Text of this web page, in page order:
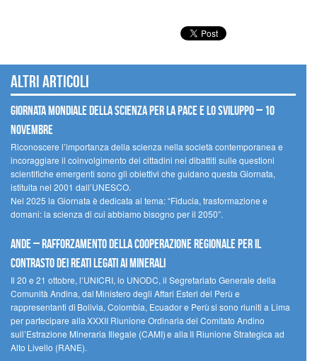
Altri articoli
Giornata mondiale della scienza per la pace e lo sviluppo – 10
novembre
Riconoscere l’importanza della scienza nella società contemporanea e
incoraggiare il coinvolgimento dei cittadini nei dibattiti sulle questioni
scientifiche emergenti sono gli obiettivi che guidano questa Giornata,
istituita nel 2001 dall’UNESCO.
Nel 2025 la Giornata è dedicata al tema: “Fiducia, trasformazione e
domani: la scienza di cui abbiamo bisogno per il 2050”.
Ande – Rafforzamento della cooperazione regionale per il
contrasto dei reati legati ai minerali
Il 20 e 21 ottobre, l’UNICRI, lo UNODC, il Segretariato Generale della
Comunità Andina, dal Ministero degli Affari Esteri del Perù e
rappresentanti di Bolivia, Colombia, Ecuador e Perù si sono riuniti a Lima
per partecipare alla XXXII Riunione Ordinaria del Comitato Andino
sull’Estrazione Mineraria Illegale (CAMI) e alla II Riunione Strategica ad
Alto Livello (RANE).